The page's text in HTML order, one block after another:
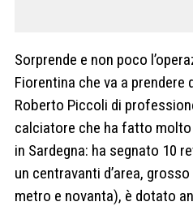
Sorprende e non poco
Fiorentina che va a prendere
Roberto Piccoli di
calciatore che ha fatto
in Sardegna: ha segnato 10
un centravanti d’area,
metro e novanta), è dotato